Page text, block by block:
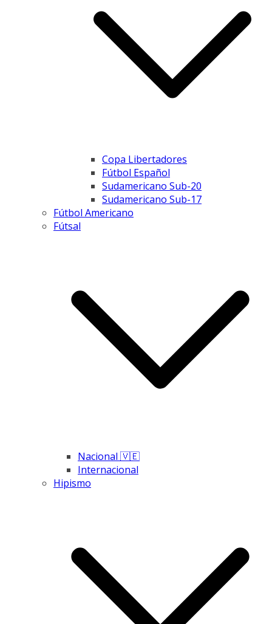
Copa Libertadores
Fútbol Español
Sudamericano Sub-20
Sudamericano Sub-17
Fútbol Americano
Fútsal
Nacional 🇻🇪
Internacional
Hipismo